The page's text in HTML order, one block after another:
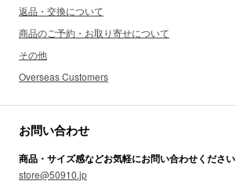
返品・交換について
商品のご予約・お取り寄せについて
その他
Overseas Customers
お問い合わせ
商品・サイズ感などお気軽にお問い合わせください
store@50910.jp